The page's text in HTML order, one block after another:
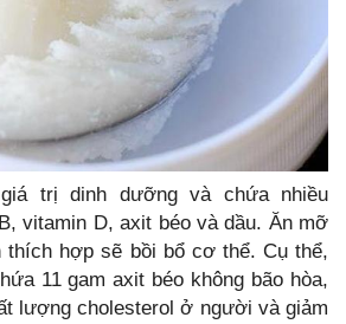
trị dinh dưỡng và chứa nhiều
vitamin D, axit béo và dầu. Ăn mỡ
thích hợp sẽ bồi bổ cơ thể. Cụ thể,
11 gam axit béo không bão hòa,
lượng cholesterol ở người và giảm